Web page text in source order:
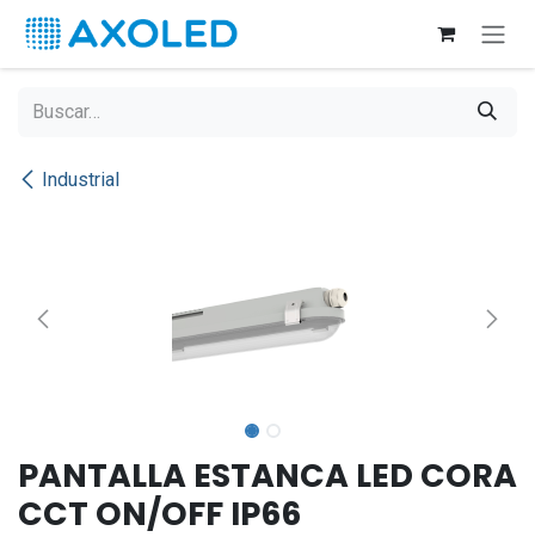
Ir al contenido
Industrial
PANTALLA ESTANCA LED CORA
CCT ON/OFF IP66